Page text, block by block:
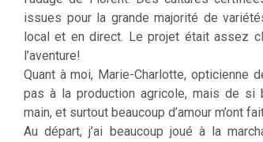
issues pour la grande majorité de
local et en direct. Le projet était assez
l’aventure!
Quant à moi, Marie-Charlotte, opticienne
pas à la production agricole, mais de si
main, et surtout beaucoup d’amour m’ont
Au départ, j’ai beaucoup joué à la